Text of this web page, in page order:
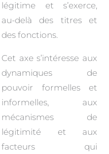
légitime et s’exerce,
au-delà des titres et
des fonctions.
Cet axe s’intéresse aux
dynamiques de
pouvoir formelles et
informelles, aux
mécanismes de
légitimité et aux
facteurs qui